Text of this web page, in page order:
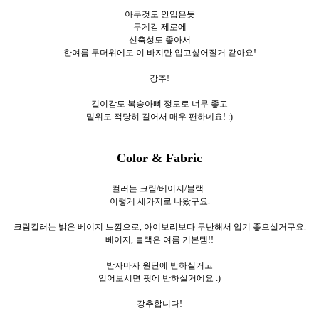
아무것도 안입은듯
무게감 제로에
신축성도 좋아서
한여름 무더위에도 이 바지만 입고싶어질거 같아요!
강추!
길이감도 복숭아뼈 정도로 너무 좋고
밑위도 적당히 길어서 매우 편하네요! :)
Color & Fabric
컬러는 크림/베이지/블랙.
이렇게 세가지로 나왔구요.
크림컬러는 밝은 베이지 느낌으로, 아이보리보다 무난해서 입기 좋으실거구요.
베이지, 블랙은 여름 기본템!!
받자마자 원단에 반하실거고
입어보시면 핏에 반하실거에요 :)
강추합니다!